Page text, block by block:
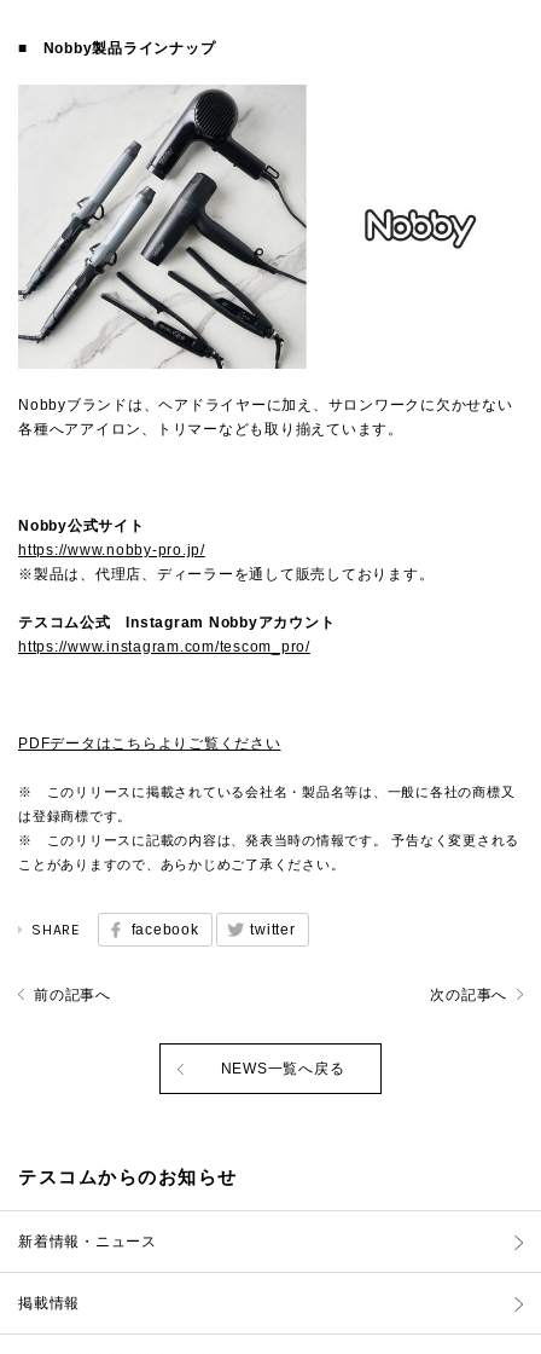
■ Nobby製品ラインナップ
Nobbyブランドは、ヘアドライヤーに加え、サロンワークに欠かせない
各種へアアイロン、トリマーなども取り揃えています。
Nobby公式サイト
https://www.nobby-pro.jp/
※製品は、代理店、ディーラーを通して販売しております。
テスコム公式 Instagram Nobbyアカウント
https://www.instagram.com/tescom_pro/
PDFデータはこちらよりご覧ください
※ このリリースに掲載されている会社名・製品名等は、一般に各社の商標又
は登録商標です。
※ このリリースに記載の内容は、発表当時の情報です。 予告なく変更される
ことがありますので、あらかじめご了承ください。
SHARE facebook twitter
前の記事へ 次の記事へ
NEWS一覧へ戻る
テスコムからのお知らせ
新着情報・ニュース
掲載情報